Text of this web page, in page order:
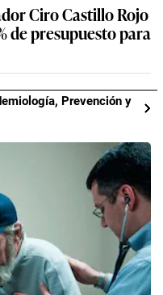
Ciro Castillo Rojo
de presupuesto para
Prevención y